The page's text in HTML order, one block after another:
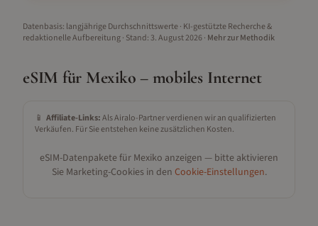
Datenbasis: langjährige Durchschnittswerte · KI-gestützte Recherche &
redaktionelle Aufbereitung· Stand: 3. August 2026· Mehr zur Methodik
eSIM für Mexiko – mobiles Internet
📱 Affiliate-Links:Als Airalo-Partner verdienen wir an qualifizierten
Verkäufen. Für Sie entstehen keine zusätzlichen Kosten.
eSIM-Datenpakete für Mexiko anzeigen — bitte aktivieren
Sie Marketing-Cookies in den Cookie-Einstellungen.